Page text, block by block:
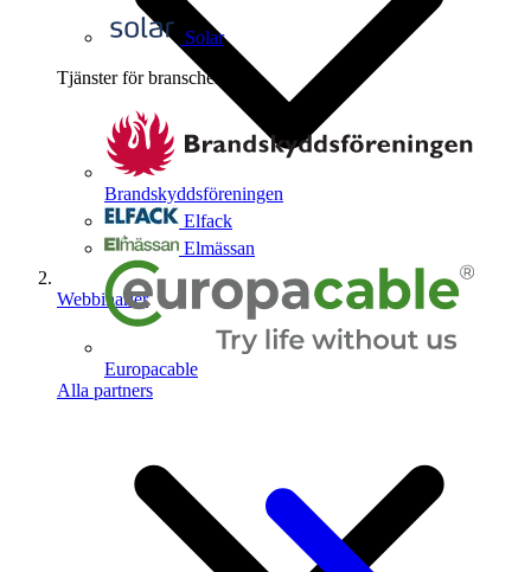
Solar
Tjänster för branschen
Brandskyddsföreningen
Elfack
Elmässan
Europacable
Alla partners
Webbinarier